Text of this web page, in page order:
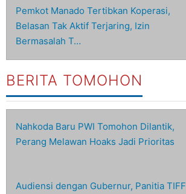
Pemkot Manado Tertibkan Koperasi,
Belasan Tak Aktif Terjaring, Izin
Bermasalah T…
BERITA TOMOHON
Nahkoda Baru PWI Tomohon Dilantik,
Perang Melawan Hoaks Jadi Prioritas
Audiensi dengan Gubernur, Panitia TIFF